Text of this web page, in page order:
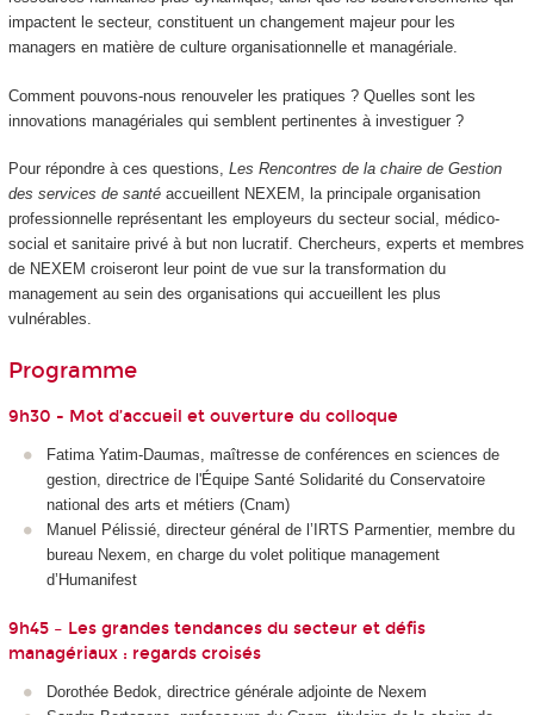
impactent le secteur, constituent un changement majeur pour les
managers en matière de culture organisationnelle et managériale.
Comment pouvons-nous renouveler les pratiques ? Quelles sont les
innovations managériales qui semblent pertinentes à investiguer ?
Pour répondre à ces questions, Les Rencontres de la chaire de Gestion
des services de santéaccueillent NEXEM, la principale organisation
professionnelle représentant les employeurs du secteur social, médico-
social et sanitaire privé à but non lucratif. Chercheurs, experts et membres
de NEXEM croiseront leur point de vue sur la transformation du
management au sein des organisations qui accueillent les plus
vulnérables.
Programme
9h30 - Mot d’accueil et ouverture du colloque
Fatima Yatim-Daumas, maîtresse de conférences en sciences de
gestion, directrice de l'Équipe Santé Solidarité du Conservatoire
national des arts et métiers (Cnam)
Manuel Pélissié, directeur général de l’IRTS Parmentier, membre du
bureau Nexem, en charge du volet politique management
d’Humanifest
9h45 – Les grandes tendances du secteur et défis
managériaux : regards croisés
Dorothée Bedok, directrice générale adjointe de Nexem